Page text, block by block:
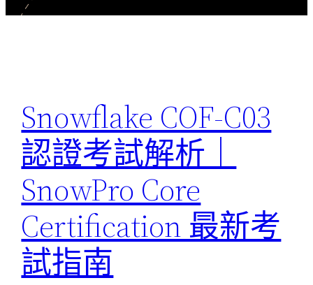
Snowflake COF-C03
認證考試解析｜
SnowPro Core
Certification 最新考
試指南